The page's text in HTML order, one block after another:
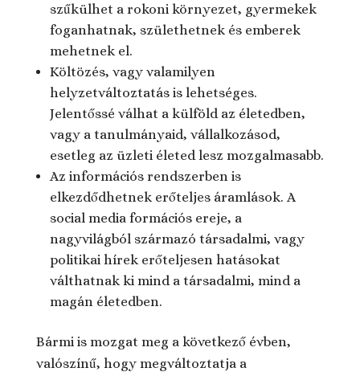
szűkülhet a rokoni környezet, gyermekek
foganhatnak, születhetnek és emberek
mehetnek el.
Költözés, vagy valamilyen
helyzetváltoztatás is lehetséges.
Jelentőssé válhat a külföld az életedben,
vagy a tanulmányaid, vállalkozásod,
esetleg az üzleti életed lesz mozgalmasabb.
Az információs rendszerben is
elkezdődhetnek erőteljes áramlások. A
social media formációs ereje, a
nagyvilágból származó társadalmi, vagy
politikai hírek erőteljesen hatásokat
válthatnak ki mind a társadalmi, mind a
magán életedben.
Bármi is mozgat meg a következő évben,
valószínű, hogy megváltoztatja a